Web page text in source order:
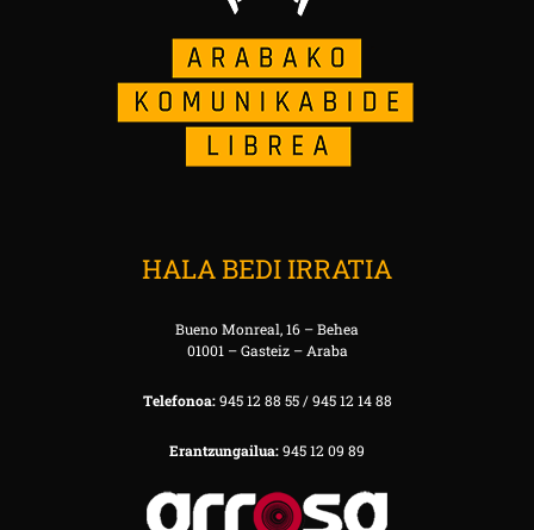
HALA BEDI IRRATIA
Bueno Monreal, 16 – Behea
01001 – Gasteiz – Araba
Telefonoa:945 12 88 55 / 945 12 14 88
Erantzungailua:945 12 09 89